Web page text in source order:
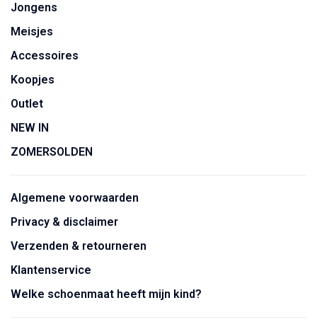
Jongens
Meisjes
Accessoires
Koopjes
Outlet
NEW IN
ZOMERSOLDEN
Algemene voorwaarden
Privacy & disclaimer
Verzenden & retourneren
Klantenservice
Welke schoenmaat heeft mijn kind?